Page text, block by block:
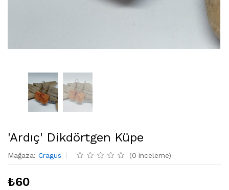
'Ardıç' Dikdörtgen Küpe
Mağaza: Cragus (0 inceleme)
₺60